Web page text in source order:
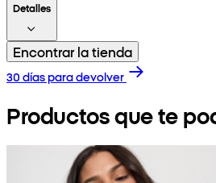
Detalles
Encontrar la tienda
30 días para devolver
Productos que te